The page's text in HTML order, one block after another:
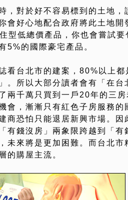
，對於好不容易標到的土地，
會好心地配合政府將此土地開
型低總價產品，你也會嘗試
5%的國際豪宅產品。
看台北市的建案，80%以上
。所以大部分讀者會有「在台
兩千萬只買到一戶20年的三
會，漸漸只有紅色子房服務的
商恐怕只能退居新興市場。因
有錢沒房」兩象限跨越到「有
未來將是更加困難。而台北市
的購屋主流。